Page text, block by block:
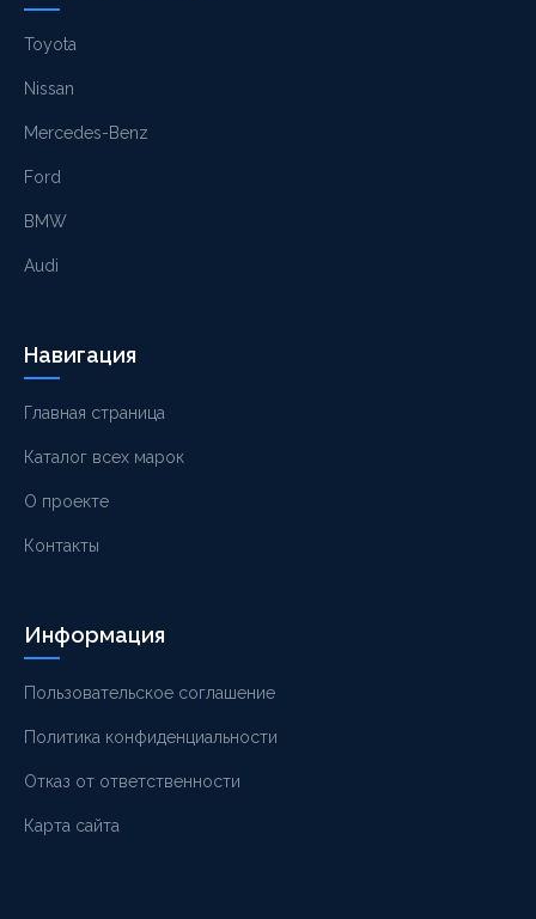
Toyota
Nissan
Mercedes-Benz
Ford
BMW
Audi
Навигация
Главная страница
Каталог всех марок
О проекте
Контакты
Информация
Пользовательское соглашение
Политика конфиденциальности
Отказ от ответственности
Карта сайта